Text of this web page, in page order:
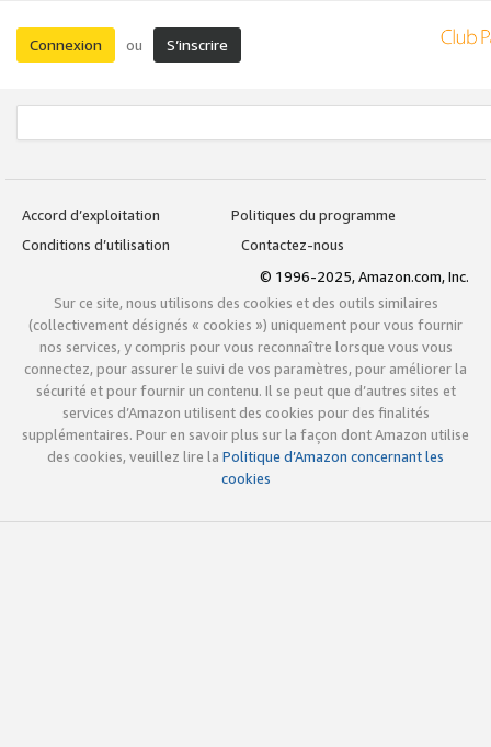
Connexion ou S’inscrire
Accord d’exploitation
Politiques du programme
Conditions d’utilisation
Contactez-nous
© 1996-2025, Amazon.com, Inc.
Sur ce site, nous utilisons des cookies et des outils similaires
(collectivement désignés « cookies ») uniquement pour vous fournir
nos services, y compris pour vous reconnaître lorsque vous vous
connectez, pour assurer le suivi de vos paramètres, pour améliorer la
sécurité et pour fournir un contenu. Il se peut que d’autres sites et
services d’Amazon utilisent des cookies pour des finalités
supplémentaires. Pour en savoir plus sur la façon dont Amazon utilise
des cookies, veuillez lire la Politique d’Amazon concernant les
cookies